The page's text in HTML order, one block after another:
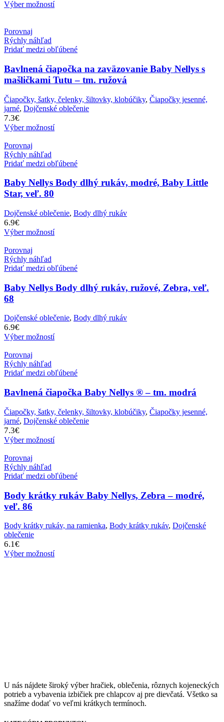
Výber možností
Porovnaj
Rýchly náhľad
Pridať medzi obľúbené
Bavlnená čiapočka na zaväzovanie Baby Nellys s
mašličkami Tutu – tm. ružová
Čiapočky, šatky, čelenky, šiltovky, klobúčiky, Čiapočky jesenné,
jarné, Dojčenské oblečenie
7.3€
Výber možností
Porovnaj
Rýchly náhľad
Pridať medzi obľúbené
Baby Nellys Body dlhý rukáv, modré, Baby Little
Star, veľ. 80
Dojčenské oblečenie, Body dlhý rukáv
6.9€
Výber možností
Porovnaj
Rýchly náhľad
Pridať medzi obľúbené
Baby Nellys Body dlhý rukáv, ružové, Zebra, veľ.
68
Dojčenské oblečenie, Body dlhý rukáv
6.9€
Výber možností
Porovnaj
Rýchly náhľad
Pridať medzi obľúbené
Bavlnená čiapočka Baby Nellys ® – tm. modrá
Čiapočky, šatky, čelenky, šiltovky, klobúčiky, Čiapočky jesenné,
jarné, Dojčenské oblečenie
7.3€
Výber možností
Porovnaj
Rýchly náhľad
Pridať medzi obľúbené
Body krátky rukáv Baby Nellys, Zebra – modré,
veľ. 86
Body krátky rukáv, na ramienka, Body krátky rukáv, Dojčenské
oblečenie
6.1€
Výber možností
U nás nájdete široký výber hračiek, oblečenia, rôznych kojeneckých
potrieb a vybavenia izbičiek pre chlapcov aj pre dievčatá. Všetko sa
snažíme dodať vo veľmi krátkych termínoch.